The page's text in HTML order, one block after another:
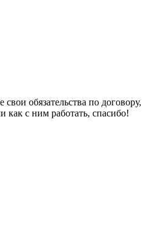
обязательства по договору,
как с ним работать, спасибо!